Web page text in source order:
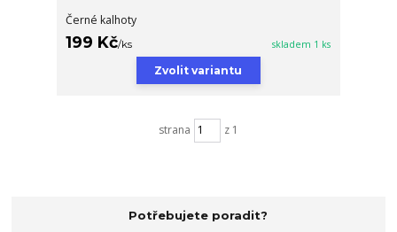
Černé kalhoty
199 Kč/ks skladem 1 ks
Zvolit variantu
strana z 1
Potřebujete poradit?